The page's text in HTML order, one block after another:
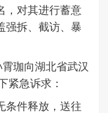
，对其进行蓄意
强拆、截访、暴
珈向湖北省武汉
紧急诉求：
条件释放，送往